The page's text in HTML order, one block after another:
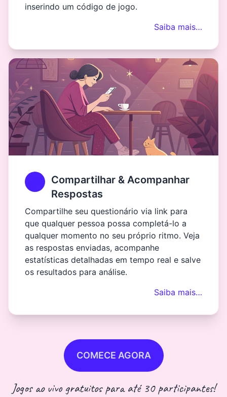
inserindo um código de jogo.
Saiba mais…
Compartilhar & Acompanhar
Respostas
Compartilhe seu questionário via link para
que qualquer pessoa possa completá-lo a
qualquer momento no seu próprio ritmo. Veja
as respostas enviadas, acompanhe
estatísticas detalhadas em tempo real e salve
os resultados para análise.
Saiba mais…
COMECE AGORA
Jogos ao vivo gratuitos para até 30 participantes!